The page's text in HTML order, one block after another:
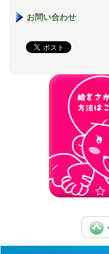
お問い合わせ